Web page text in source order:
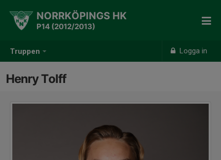
Truppen Logga in
NORRKÖPINGS HK
P14 (2012/2013)
Henry Tolff